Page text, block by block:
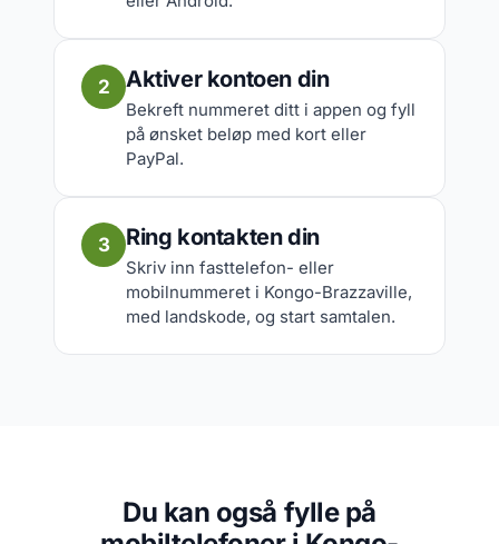
2 Aktiver kontoen din
Bekreft nummeret ditt i appen og fyll
på ønsket beløp med kort eller
PayPal.
3 Ring kontakten din
Skriv inn fasttelefon- eller
mobilnummeret i Kongo-Brazzaville,
med landskode, og start samtalen.
Du kan også fylle på